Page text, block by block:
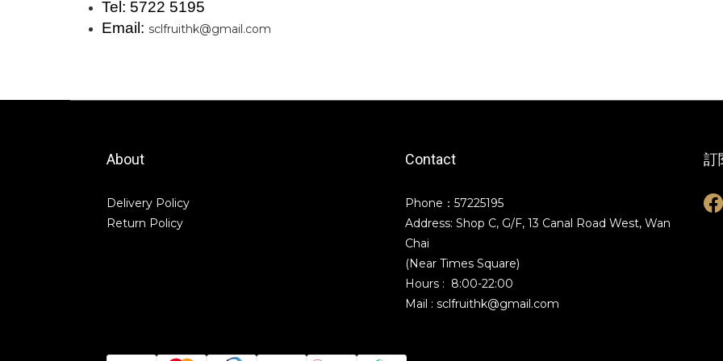
Tel: 5722 5195
Email: sclfruithk@gmail.com
About
Delivery Policy
Return Policy
Contact
Phone：57225195
Address: Shop C, G/F, 13 Canal Road West, Wan
Chai
(Near Times Square)
Hours : 8:00-22:00
Mail : sclfruithk@gmail.com
訂